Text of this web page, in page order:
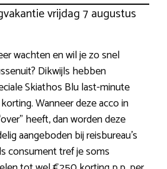
vrijdag 7 augustus
wachten en wil je zo snel
Dikwijls hebben
Skiathos Blu last-minute
Wanneer deze acco in
heeft, dan worden deze
aangeboden bij reisbureau’s
consument tref je soms